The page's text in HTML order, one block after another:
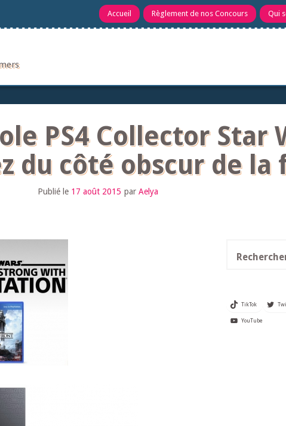
Accueil Règlement de nos Concours Qui
PS4 Collector Star
du côté obscur de la
Publié le 17 août 2015 par Aelya
TikTok
YouTube